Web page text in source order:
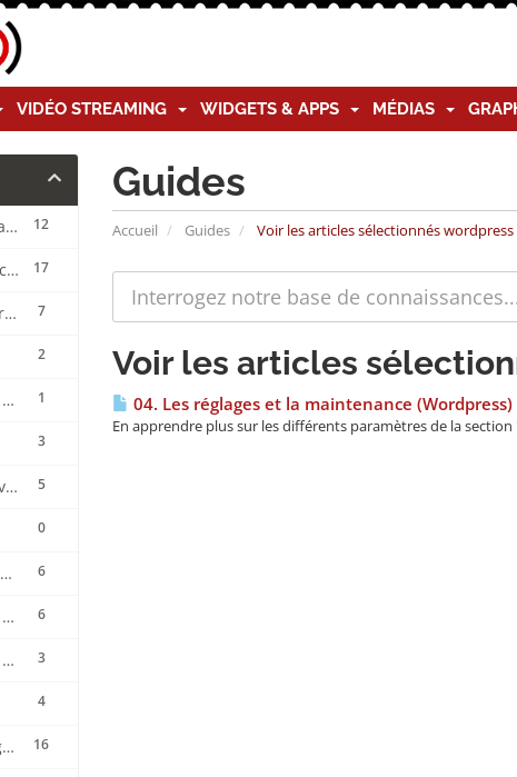
VIDÉO STREAMING WIDGETS & APPS MÉDIAS
Guides
Accueil Guides Voir les articles sélectionnés
12
1. Guide d'utilisation de base CentovaCast
17
2. Guide d'utilisation avancée CentovaCast
7
3. Intégration sur site internet CentovaCast
2
1
4. Statisitques et rapports CentovaCast
3
5
Foire aux questions CentovaCast
0
6
Manager Radio STREAMING CENTER
6
Manager Streaming Vidéo TVMCP
3
Manager Streaming Vidéo VDO
4
16
Tutoriels vidéos du Manager Radio CentovaCast
Voir les articles
04. Les réglages et la maintenance (Wordpress)
En apprendre plus sur les différents paramètres de la section